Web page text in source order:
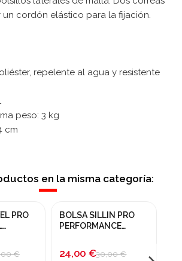
un cordón elástico para la fijación.
repelente al agua y resistente
peso: 3 kg
cm
en la misma categoría:
PRO
€
¡En oferta!
BOLSA SILLIN PRO
PERFORMANCE
24,00 €30,00 €